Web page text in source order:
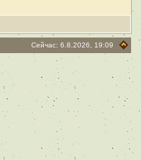
Сейчас: 6.8.2026, 19:09